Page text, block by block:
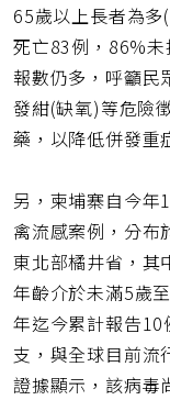
65歲以上長者為
死亡83例，86%
報數仍多，呼籲民
發紺(缺氧)等危險
藥，以降低併發重
另，柬埔寨自今年
禽流感案例，分布
東北部橘井省，其
年齡介於未滿5歲
年迄今累計報告
支，與全球目前流
證據顯示，該病毒